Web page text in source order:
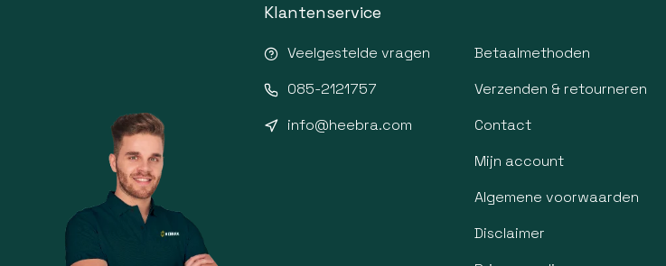
Klantenservice
Veelgestelde vragen
085-2121757
info@heebra.com
Betaalmethoden
Verzenden & retourneren
Contact
Mijn account
Algemene voorwaarden
Disclaimer